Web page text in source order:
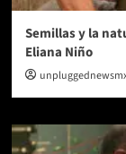
Semillas y la
Eliana Niño